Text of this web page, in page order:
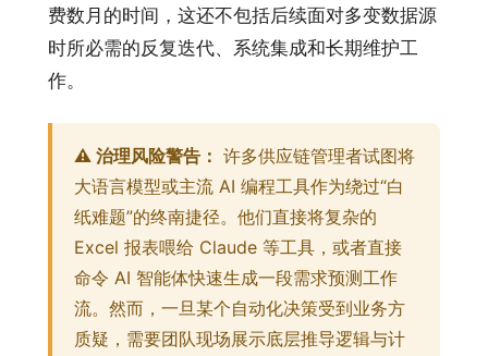
费数月的时间，这还不包括后续面对多变数据源
时所必需的反复迭代、系统集成和长期维护工
作。
⚠️ 治理风险警告： 许多供应链管理者试图将
大语言模型或主流 AI 编程工具作为绕过“白
纸难题”的终南捷径。他们直接将复杂的
Excel 报表喂给 Claude 等工具，或者直接
命令 AI 智能体快速生成一段需求预测工作
流。然而，一旦某个自动化决策受到业务方
质疑，需要团队现场展示底层推导逻辑与计